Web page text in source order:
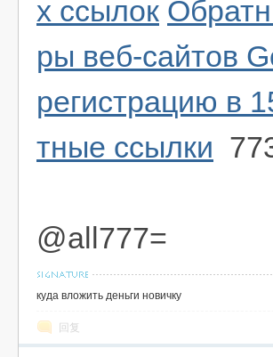
х ссылок
ры веб-сайтов
регистрацию в
тные ссылки
@all777=
куда вложить деньги новичку
回复